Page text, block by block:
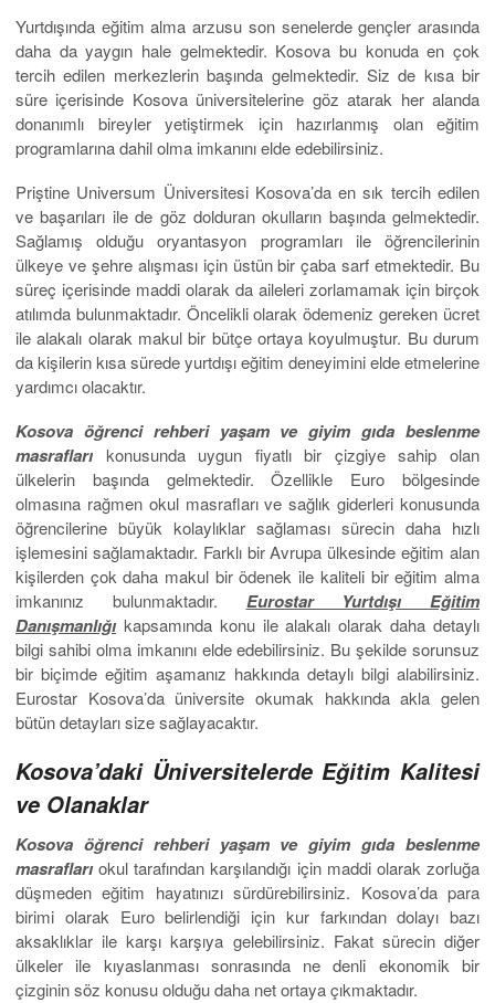
Yurtdışında eğitim alma arzusu son senelerde gençler arasında
daha da yaygın hale gelmektedir. Kosova bu konuda en çok
tercih edilen merkezlerin başında gelmektedir. Siz de kısa bir
süre içerisinde Kosova üniversitelerine göz atarak her alanda
donanımlı bireyler yetiştirmek için hazırlanmış olan eğitim
programlarına dahil olma imkanını elde edebilirsiniz.
Priştine Universum Üniversitesi Kosova’da en sık tercih edilen
ve başarıları ile de göz dolduran okulların başında gelmektedir.
Sağlamış olduğu oryantasyon programları ile öğrencilerinin
ülkeye ve şehre alışması için üstün bir çaba sarf etmektedir. Bu
süreç içerisinde maddi olarak da aileleri zorlamamak için birçok
atılımda bulunmaktadır. Öncelikli olarak ödemeniz gereken ücret
ile alakalı olarak makul bir bütçe ortaya koyulmuştur. Bu durum
da kişilerin kısa sürede yurtdışı eğitim deneyimini elde etmelerine
yardımcı olacaktır.
Kosova öğrenci rehberi yaşam ve giyim gıda beslenme
masrafları konusunda uygun fiyatlı bir çizgiye sahip olan
ülkelerin başında gelmektedir. Özellikle Euro bölgesinde
olmasına rağmen okul masrafları ve sağlık giderleri konusunda
öğrencilerine büyük kolaylıklar sağlaması sürecin daha hızlı
işlemesini sağlamaktadır. Farklı bir Avrupa ülkesinde eğitim alan
kişilerden çok daha makul bir ödenek ile kaliteli bir eğitim alma
imkanınız bulunmaktadır. Eurostar Yurtdışı Eğitim
Danışmanlığı kapsamında konu ile alakalı olarak daha detaylı
bilgi sahibi olma imkanını elde edebilirsiniz. Bu şekilde sorunsuz
bir biçimde eğitim aşamanız hakkında detaylı bilgi alabilirsiniz.
Eurostar Kosova’da üniversite okumak hakkında akla gelen
bütün detayları size sağlayacaktır.
Kosova’daki Üniversitelerde Eğitim Kalitesi
ve Olanaklar
Kosova öğrenci rehberi yaşam ve giyim gıda beslenme
masrafları okul tarafından karşılandığı için maddi olarak zorluğa
düşmeden eğitim hayatınızı sürdürebilirsiniz. Kosova’da para
birimi olarak Euro belirlendiği için kur farkından dolayı bazı
aksaklıklar ile karşı karşıya gelebilirsiniz. Fakat sürecin diğer
ülkeler ile kıyaslanması sonrasında ne denli ekonomik bir
çizginin söz konusu olduğu daha net ortaya çıkmaktadır.